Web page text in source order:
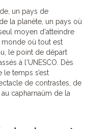
un pays de
la planète, un pays où
moyen d'atteindre
monde où tout est
le point de départ
à l'UNESCO. Dès
le temps s’est
de contrastes, de
capharnaüm de la